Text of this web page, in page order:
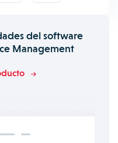
del software
Management